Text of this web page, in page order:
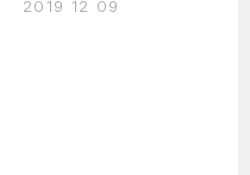
2019 12 09